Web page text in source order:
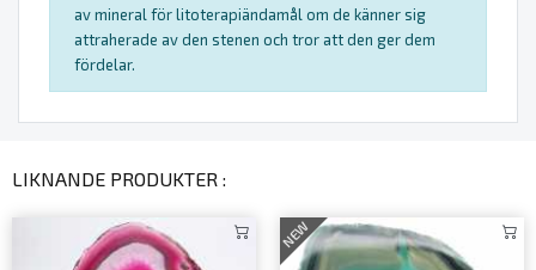
av mineral för litoterapiändamål om de känner sig
attraherade av den stenen och tror att den ger dem
fördelar.
LIKNANDE PRODUKTER :
NEW